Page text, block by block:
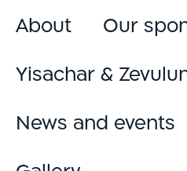
About Our
Yisachar &
News and events